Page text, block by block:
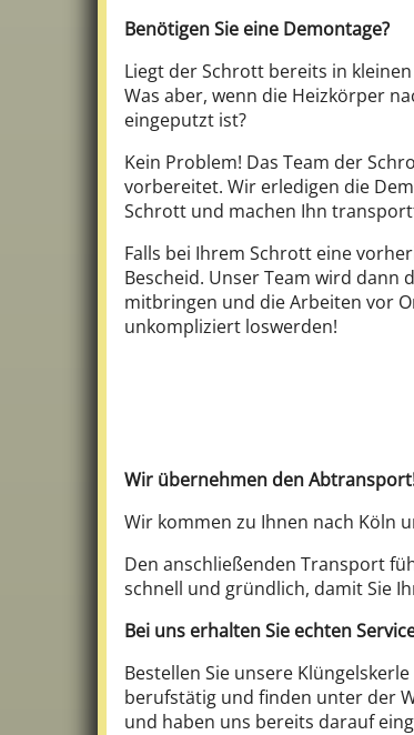
Benötigen Sie eine Demontage?
Liegt der Schrott bereits in
Was aber, wenn die Heizkörper
eingeputzt ist?
Kein Problem! Das Team der
vorbereitet. Wir erledigen die
Schrott und machen Ihn
Falls bei Ihrem Schrott eine
Bescheid. Unser Team wird dann
mitbringen und die Arbeiten vor
unkompliziert loswerden!
Wir übernehmen den
Wir kommen zu Ihnen nach Köln
Den anschließenden Transport
schnell und gründlich, damit Sie
Bei uns erhalten Sie echten
Bestellen Sie unsere
berufstätig und finden unter der
und haben uns bereits darauf